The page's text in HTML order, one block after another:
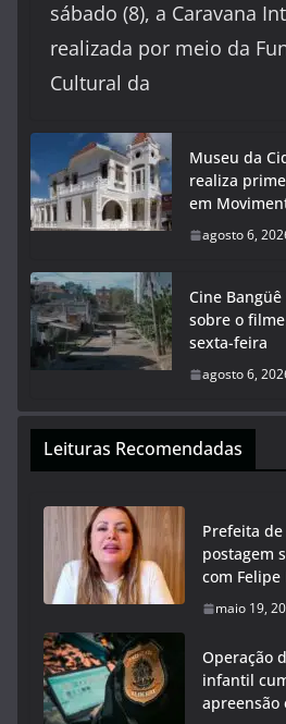
sábado (8), a Caravana
realizada por meio da
Cultural da
Museu da
realiza
em
agosto 6,
Cine
sobre o filme
sexta-feira
agosto 6,
Leituras Recomendadas
Prefeita
postagem
com Felipe
maio 19,
Operação
infantil
apreensão